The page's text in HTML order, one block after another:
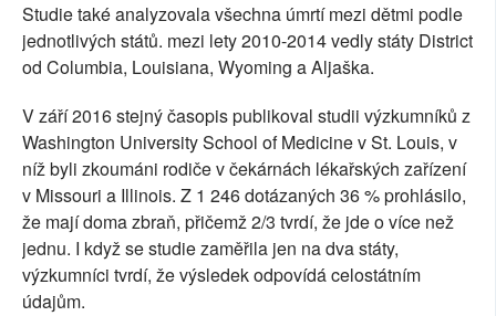
Studie také analyzovala všechna úmrtí mezi dětmi podle
jednotlivých států. mezi lety 2010-2014 vedly státy District
od Columbia, Louisiana, Wyoming a Aljaška.
V září 2016 stejný časopis publikoval studii výzkumníků z
Washington University School of Medicine v St. Louis, v
níž byli zkoumáni rodiče v čekárnách lékařských zařízení
v Missouri a Illinois. Z 1 246 dotázaných 36 % prohlásilo,
že mají doma zbraň, přičemž 2/3 tvrdí, že jde o více než
jednu. I když se studie zaměřila jen na dva státy,
výzkumníci tvrdí, že výsledek odpovídá celostátním
údajům.